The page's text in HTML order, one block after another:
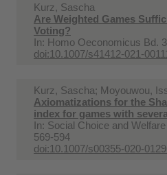
Kurz, Sascha
Are Weighted Games
Voting?
In: Homo Oeconomicus Bd.
doi:10.1007/s41412-021-
Kurz, Sascha; Moyouwou,
Axiomatizations for the
index for games with
In: Social Choice and
569-594
doi:10.1007/s00355-020-